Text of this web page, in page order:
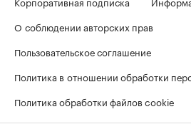
О соблюдении авторских прав
Пользовательское соглашение
Политика в отношении обработки
Политика обработки файлов cookie